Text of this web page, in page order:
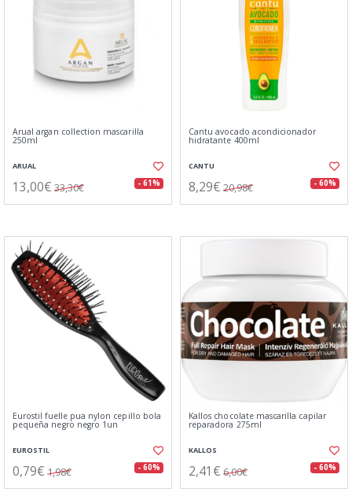
Arual argan collection mascarilla
250ml
ARUAL
13,00€ 33,30€ - 61%
Cantu avocado acondicionador
hidratante 400ml
CANTU
8,29€ 20,98€ - 60%
Eurostil fuelle pua nylon cepillo bola
pequeña negro negro 1un
EUROSTIL
0,79€ 1,98€ - 60%
Kallos chocolate mascarilla capilar
reparadora 275ml
KALLOS
2,41€ 6,00€ - 60%